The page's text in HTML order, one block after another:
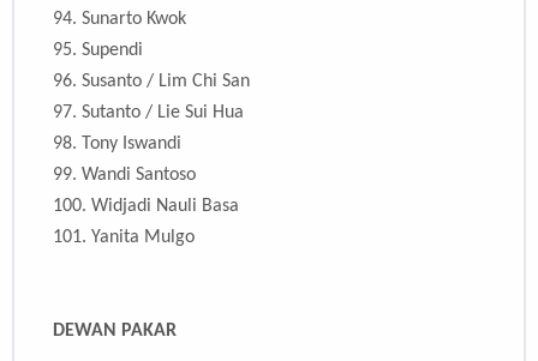
94. Sunarto Kwok
95. Supendi
96. Susanto / Lim Chi San
97. Sutanto / Lie Sui Hua
98. Tony Iswandi
99. Wandi Santoso
100. Widjadi Nauli Basa
101. Yanita Mulgo
DEWAN PAKAR